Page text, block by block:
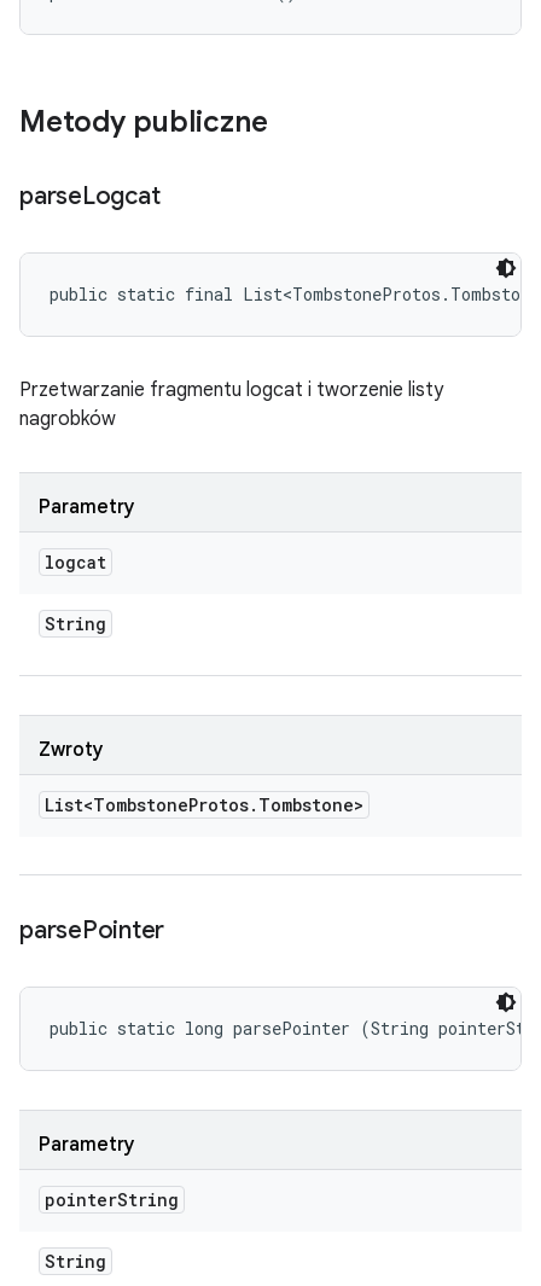
Metody publiczne
parseLogcat
public static final
Przetwarzanie fragmentu logcat i tworzenie listy
nagrobków
Parametry
logcat
String
Zwroty
List<TombstoneProtos. Tombstone>
parsePointer
public static long parsePointer (String
Parametry
pointerString
String